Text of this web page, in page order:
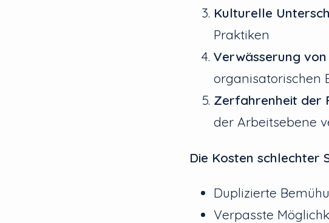
Kulturelle
Praktiken
Verwässerung
organisatorischen
Zerfahrenheit der
der Arbeitsebene
Die Kosten schlechter
Duplizierte
Verpasste